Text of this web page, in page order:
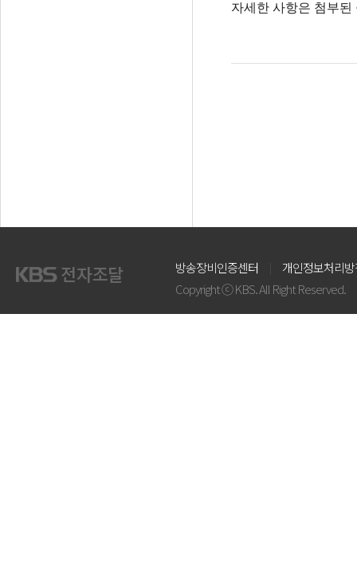
자세한 사항은 첨부
방송장비인증센터
개인정보처리
Copyright ⓒ KBS. All Right Reserved.